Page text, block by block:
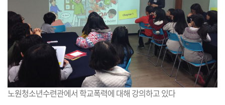
노원청소년수련관에서 학교폭력에 대해 강의하고 있다